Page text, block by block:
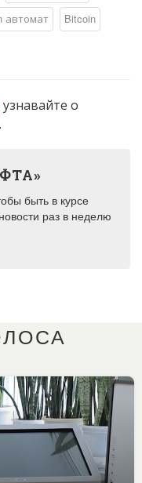
автомат
Bitcoin
узнавайте о
быть в курсе
раз в неделю